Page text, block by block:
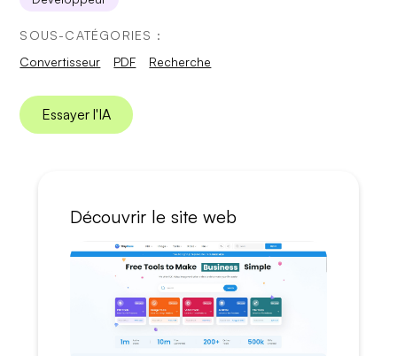
SOUS-CATÉGORIES :
Convertisseur
PDF Recherche
Essayer l'IA
Découvrir le site web